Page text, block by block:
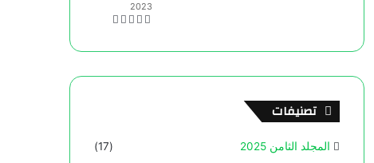
2023
تصنيفات
المجلد الثامن 2025 (17)